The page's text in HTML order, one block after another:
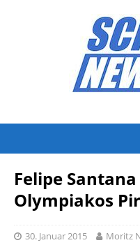
Felipe
Olympiakos
30. Januar 2015 Moritz